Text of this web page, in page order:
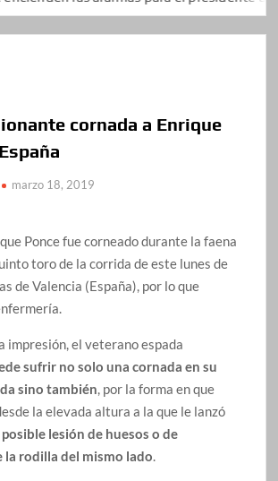
cornada a Enrique
marzo 18, 2019
Ponce fue corneado durante la faena
toro de la corrida de este lunes de
de Valencia (España), por lo que
impresión, el veterano espada
sufrir no solo una cornada en su
sino también, por la forma en que
la elevada altura a la que le lanzó
lesión de huesos o de
la rodilla del mismo lado.